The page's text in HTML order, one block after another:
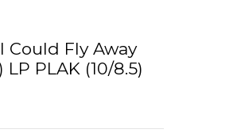
Could Fly Away
LP PLAK (10/8.5)